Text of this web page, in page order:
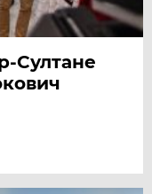
Султане